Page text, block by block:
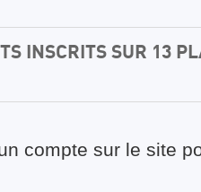
INSCRITS SUR 13
compte sur le site